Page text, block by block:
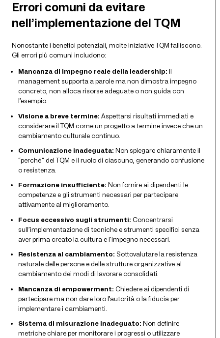
Errori comuni da evitare
nell’implementazione del TQM
Nonostante i benefici potenziali, molte iniziative TQM falliscono.
Gli errori più comuni includono:
Mancanza di impegno reale della leadership: Il
management supporta a parole ma non dimostra impegno
concreto, non alloca risorse adeguate o non guida con
l’esempio.
Visione a breve termine: Aspettarsi risultati immediati e
considerare il TQM come un progetto a termine invece che un
cambiamento culturale continuo.
Comunicazione inadeguata: Non spiegare chiaramente il
“perché” del TQM e il ruolo di ciascuno, generando confusione
o resistenza.
Formazione insufficiente: Non fornire ai dipendenti le
competenze e gli strumenti necessari per partecipare
attivamente al miglioramento.
Focus eccessivo sugli strumenti: Concentrarsi
sull’implementazione di tecniche e strumenti specifici senza
aver prima creato la cultura e l’impegno necessari.
Resistenza al cambiamento: Sottovalutare la resistenza
naturale delle persone e delle strutture organizzative al
cambiamento dei modi di lavorare consolidati.
Mancanza di empowerment: Chiedere ai dipendenti di
partecipare ma non dare loro l’autorità o la fiducia per
implementare i cambiamenti.
Sistema di misurazione inadeguato: Non definire
metriche chiare per monitorare i progressi o utilizzare